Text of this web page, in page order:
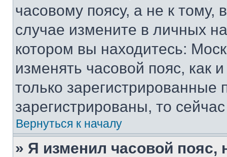
часовому поясу, а не к тому,
случае измените в личных
котором вы находитесь:
изменять часовой пояс, как
только
зарегистрированы, то
Вернуться к началу
» Я изменил часовой пояс,